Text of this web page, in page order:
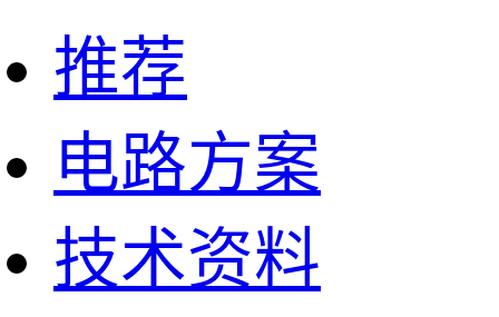
推荐
电路方案
技术资料